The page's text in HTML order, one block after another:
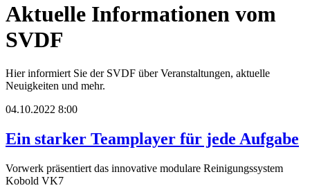
Aktuelle Informationen vom
SVDF
Hier informiert Sie der SVDF über Veranstaltungen, aktuelle
Neuigkeiten und mehr.
04.10.2022 8:00
Ein starker Teamplayer für jede Aufgabe
Vorwerk präsentiert das innovative modulare Reinigungssystem
Kobold VK7